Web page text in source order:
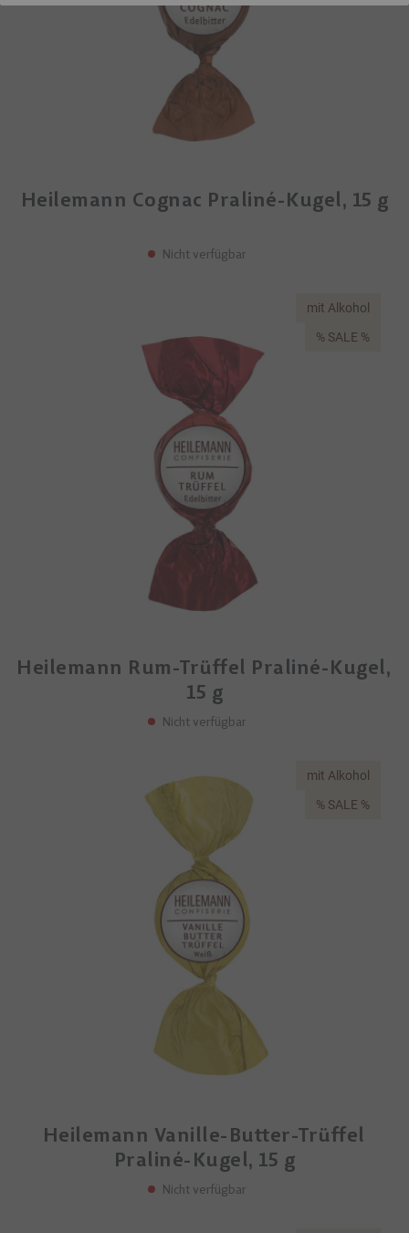
Heilemann Cognac Praliné-Kugel, 15 g
Nicht verfügbar
mit Alkohol
% SALE %
Heilemann Rum-Trüffel Praliné-Kugel,
15 g
Nicht verfügbar
mit Alkohol
% SALE %
Heilemann Vanille-Butter-Trüffel
Praliné-Kugel, 15 g
Nicht verfügbar